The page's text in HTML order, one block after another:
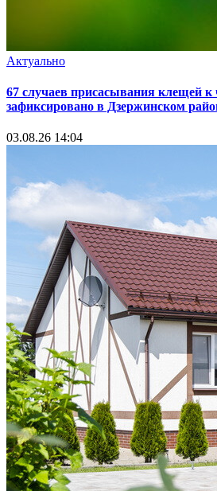
Актуально
67 случаев присасывания клещей к
зафиксировано в Дзержинском
03.08.26 14:04